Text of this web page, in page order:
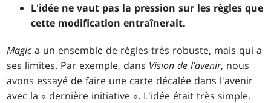
L'idée ne vaut pas la pression sur les règles que
cette modification entraînerait.
Magic a un ensemble de règles très robuste, mais qui a
ses limites. Par exemple, dans Vision de l’avenir, nous
avons essayé de faire une carte décalée dans l'avenir
avec la « dernière initiative ». L'idée était très simple.